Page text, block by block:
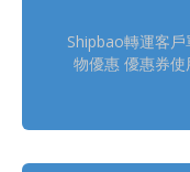
Shipbao轉運客
物優惠 優惠券
https://b.link/